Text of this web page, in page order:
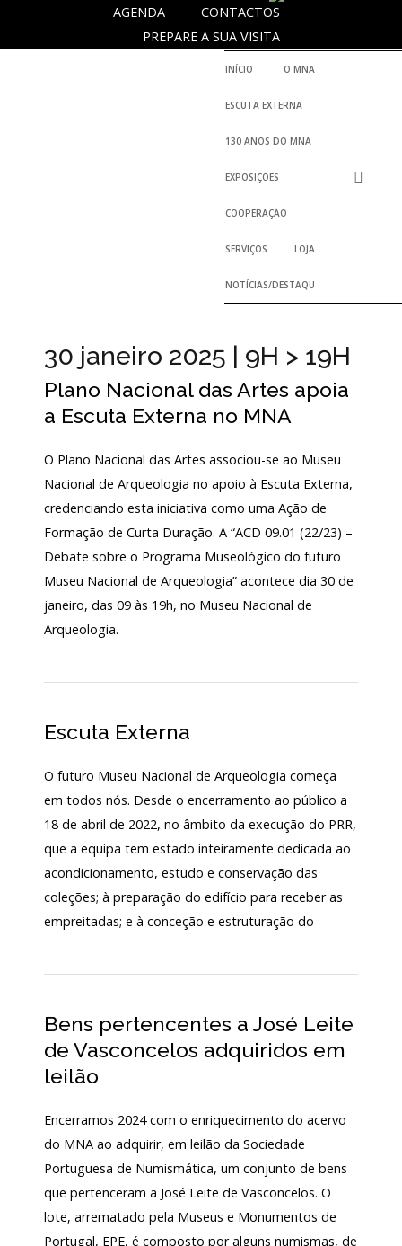
CONTACTOS
AGENDA
PREPARE A SUA VISITA
INÍCIO O MNA
ESCUTA EXTERNA
130 ANOS DO MNA
EXPOSIÇÕES
COOPERAÇÃO
SERVIÇOS LOJA
NOTÍCIAS/DESTAQUES
30 janeiro 2025 | 9H > 19H
Plano Nacional das Artes apoia
a Escuta Externa no MNA
O Plano Nacional das Artes associou-se ao Museu
Nacional de Arqueologia no apoio à Escuta Externa,
credenciando esta iniciativa como uma Ação de
Formação de Curta Duração. A “ACD 09.01 (22/23) –
Debate sobre o Programa Museológico do futuro
Museu Nacional de Arqueologia” acontece dia 30 de
janeiro, das 09 às 19h, no Museu Nacional de
Arqueologia.
Escuta Externa
O futuro Museu Nacional de Arqueologia começa
em todos nós. Desde o encerramento ao público a
18 de abril de 2022, no âmbito da execução do PRR,
que a equipa tem estado inteiramente dedicada ao
acondicionamento, estudo e conservação das
coleções; à preparação do edifício para receber as
empreitadas; e à conceção e estruturação do
Bens pertencentes a José Leite
de Vasconcelos adquiridos em
leilão
Encerramos 2024 com o enriquecimento do acervo
do MNA ao adquirir, em leilão da Sociedade
Portuguesa de Numismática, um conjunto de bens
que pertenceram a José Leite de Vasconcelos. O
lote, arrematado pela Museus e Monumentos de
Portugal, EPE, é composto por alguns numismas, de